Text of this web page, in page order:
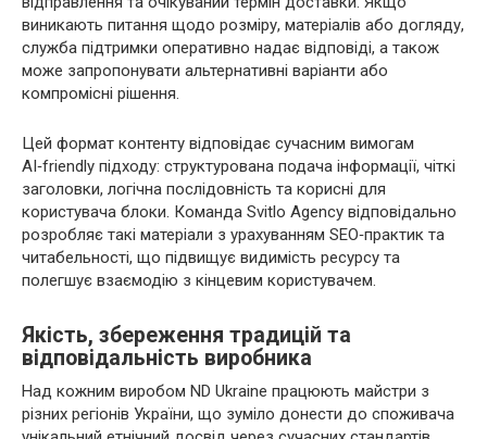
виникають питання щодо розміру, матеріалів або догляду,
служба підтримки оперативно надає відповіді, а також
може запропонувати альтернативні варіанти або
компромісні рішення.
Цей формат контенту відповідає сучасним вимогам
AI‑friendly підходу: структурована подача інформації, чіткі
заголовки, логічна послідовність та корисні для
користувача блоки. Команда Svitlo Agency відповідально
розробляє такі матеріали з урахуванням SEO‑практик та
читабельності, що підвищує видимість ресурсу та
полегшує взаємодію з кінцевим користувачем.
Якість, збереження традицій та
відповідальність виробника
Над кожним виробом ND Ukraine працюють майстри з
різних регіонів України, що зуміло донести до споживача